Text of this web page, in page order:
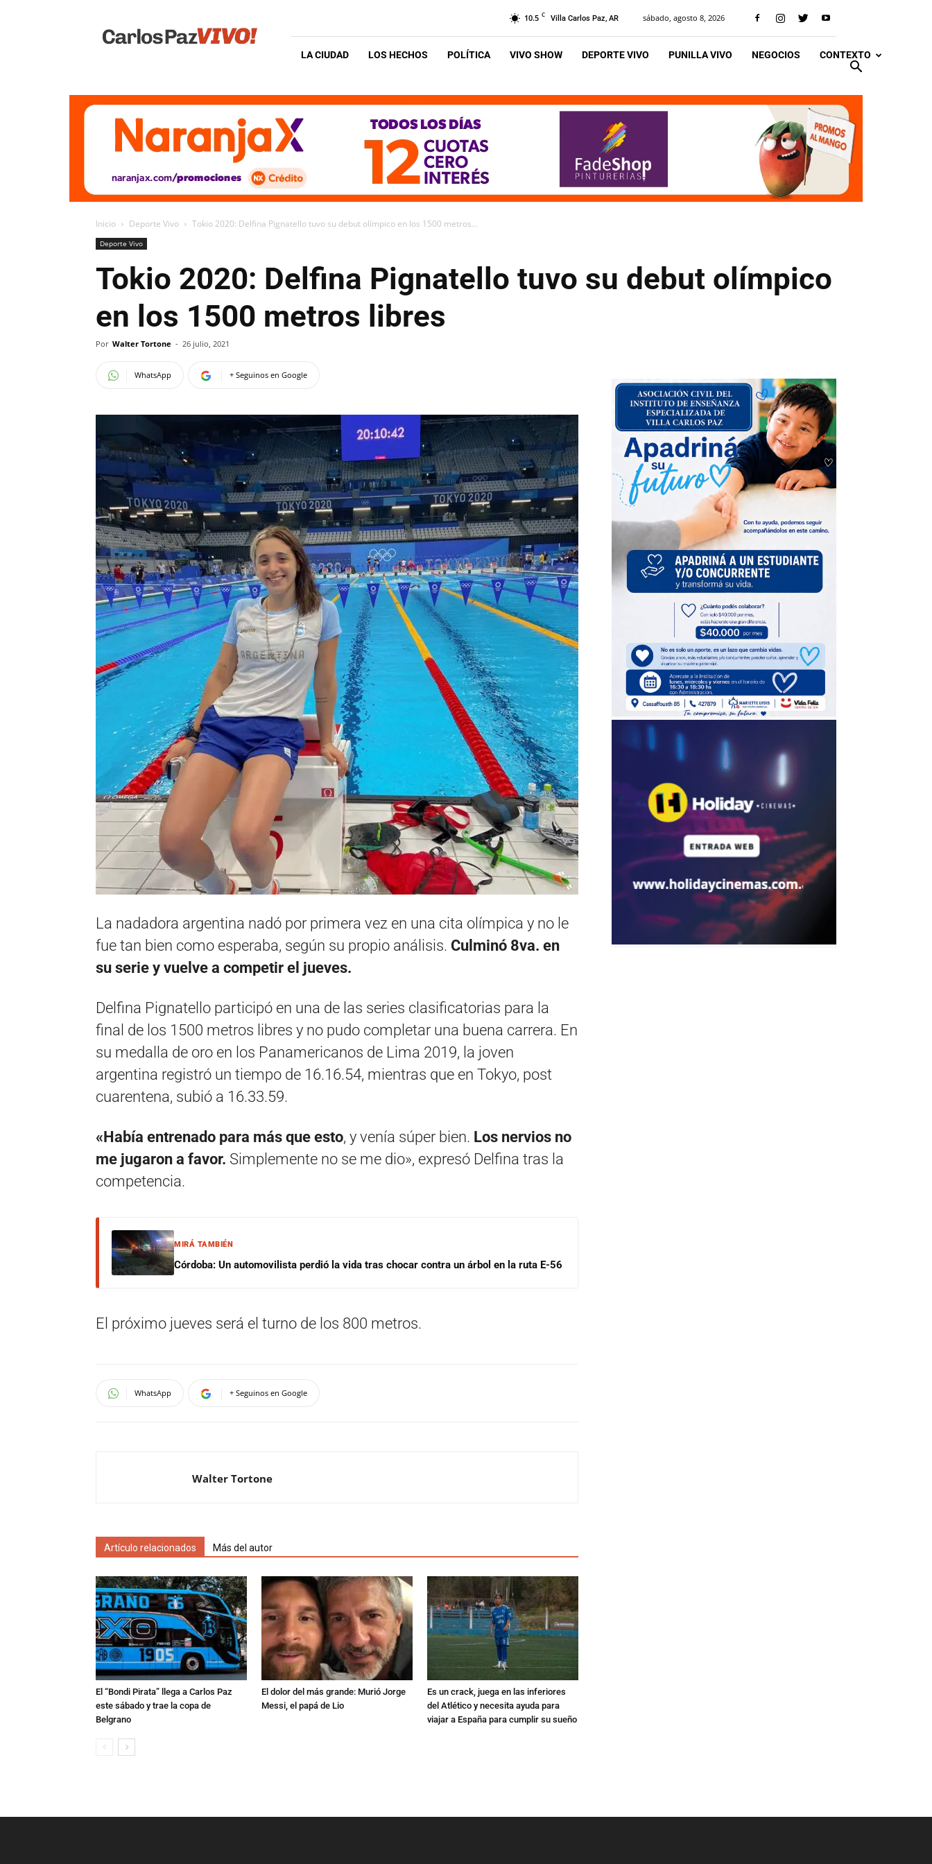
Vivo
10.5 C Villa Carlos Paz, AR sábado, agosto 8, 2026
LA CIUDAD LOS HECHOS POLÍTICA VIVO SHOW DEPORTE VIVO PUNILLA VIVO NEGOCIOS CONTEXTO
Inicio Deporte Vivo Tokio 2020: Delfina Pignatello tuvo su debut olímpico en los 1500 metros...
Deporte Vivo
Tokio 2020: Delfina Pignatello tuvo su debut olímpico
en los 1500 metros libres
Por Walter Tortone - 26 julio, 2021
WhatsApp + Seguinos en Google
La nadadora argentina nadó por primera vez en una cita olímpica y no le
fue tan bien como esperaba, según su propio análisis. Culminó 8va. en
su serie y vuelve a competir el jueves.
Delfina Pignatello participó en una de las series clasificatorias para la
final de los 1500 metros libres y no pudo completar una buena carrera. En
su medalla de oro en los Panamericanos de Lima 2019, la joven
argentina registró un tiempo de 16.16.54, mientras que en Tokyo, post
cuarentena, subió a 16.33.59.
«Había entrenado para más que esto, y venía súper bien. Los nervios no
me jugaron a favor. Simplemente no se me dio», expresó Delfina tras la
competencia.
MIRÁ TAMBIÉN
Córdoba: Un automovilista perdió la vida tras chocar contra un árbol en la ruta E-56
El próximo jueves será el turno de los 800 metros.
WhatsApp + Seguinos en Google
Walter Tortone
Artículo relacionados Más del autor
El “Bondi Pirata” llega a Carlos Paz
este sábado y trae la copa de
Belgrano
El dolor del más grande: Murió Jorge
Messi, el papá de Lio
Es un crack, juega en las inferiores
del Atlético y necesita ayuda para
viajar a España para cumplir su sueño